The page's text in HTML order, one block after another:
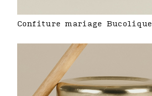
Confiture mariage Bucolique